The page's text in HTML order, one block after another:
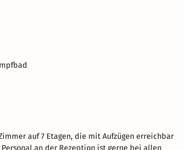
auf 7 Etagen, die mit Aufzügen erreichbar
an der Rezeption ist gerne bei allen